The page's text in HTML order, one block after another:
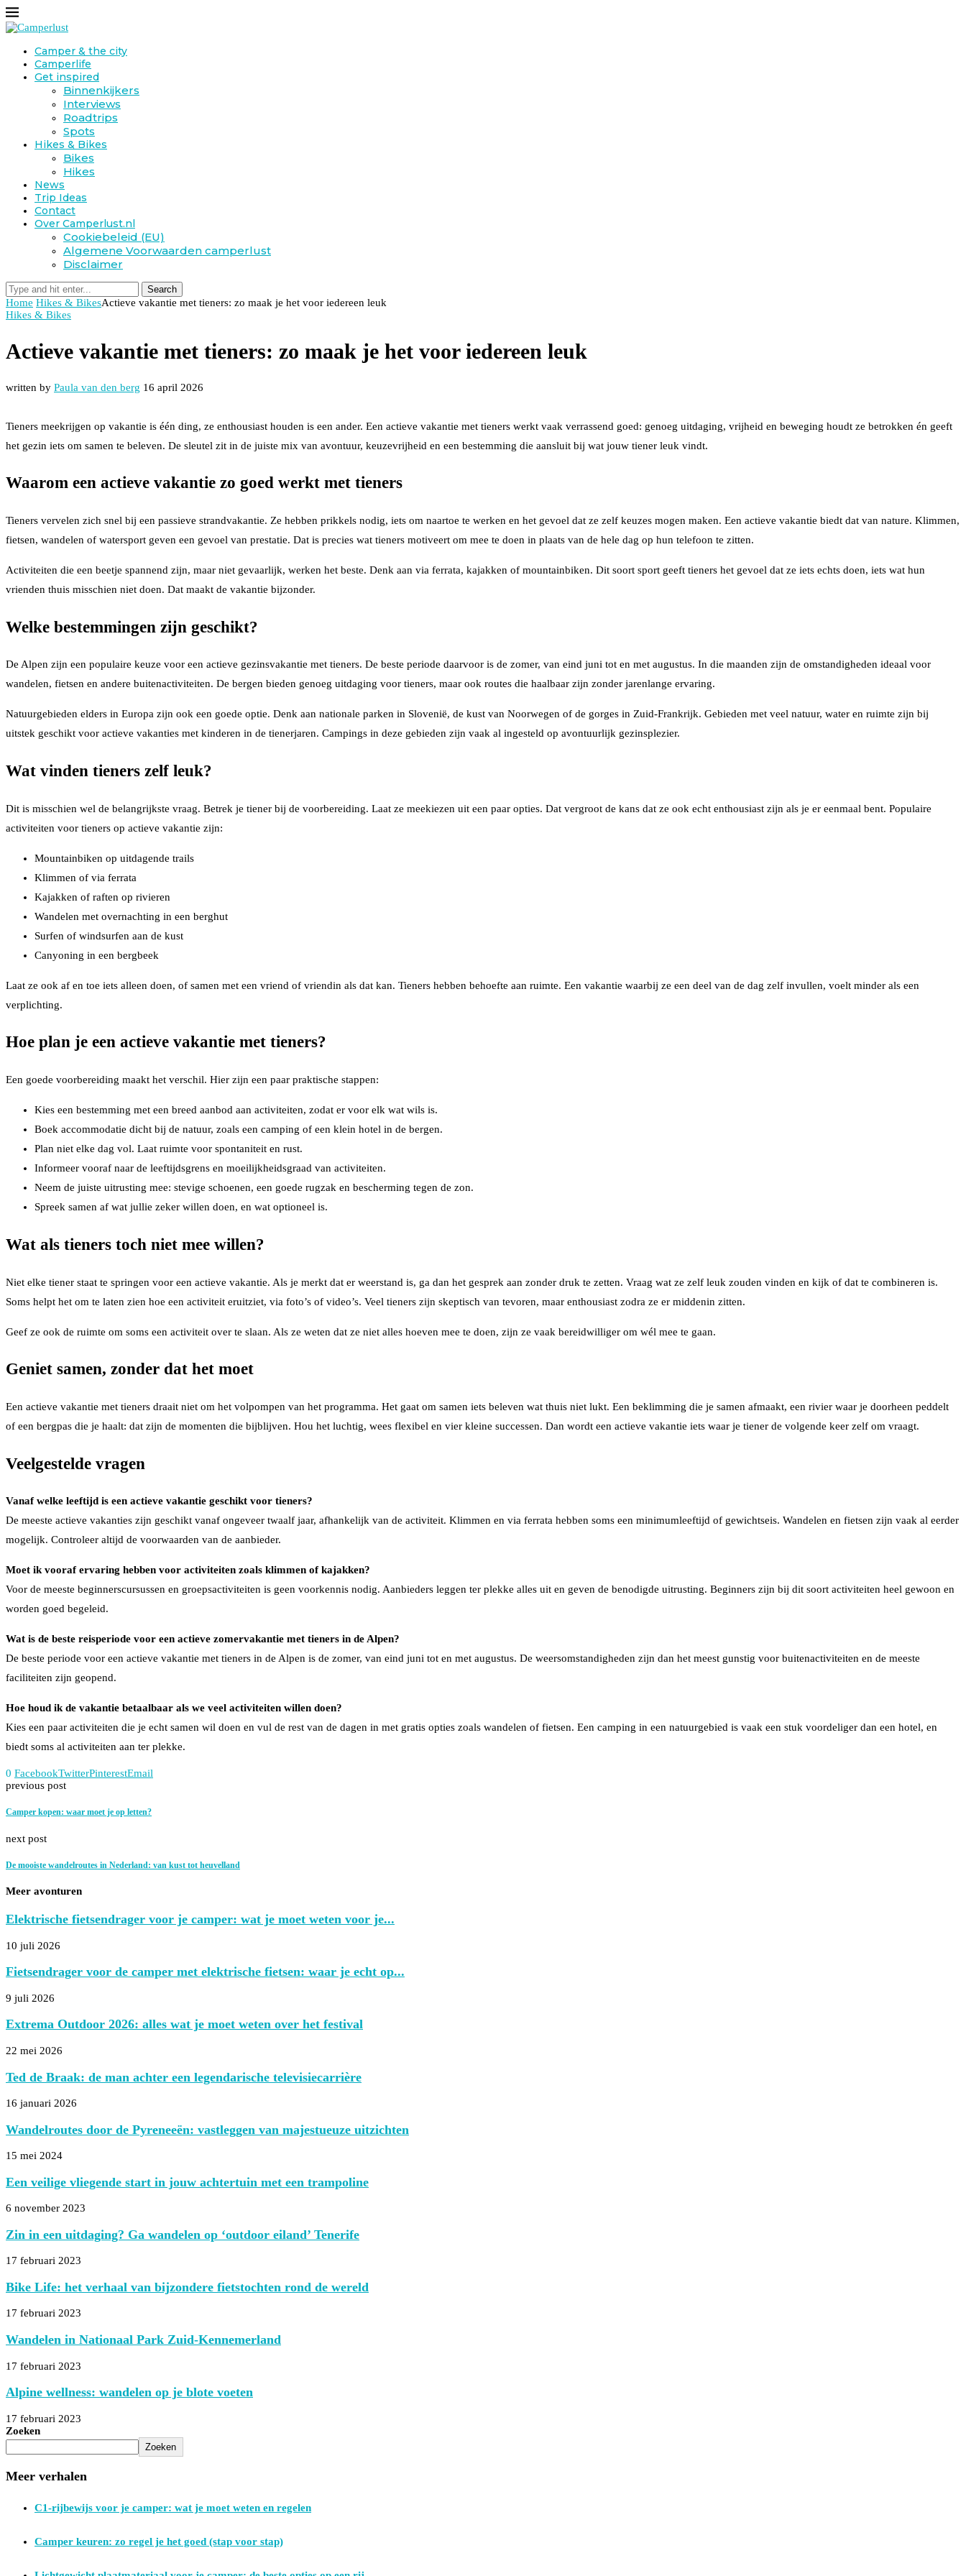
Camper & the city
Camperlife
Get inspired
Binnenkijkers
Interviews
Roadtrips
Spots
Hikes & Bikes
Bikes
Hikes
News
Trip Ideas
Contact
Over Camperlust.nl
Cookiebeleid (EU)
Algemene Voorwaarden camperlust
Disclaimer
Search
Home Hikes & BikesActieve vakantie met tieners: zo maak je het voor iedereen leuk
Hikes & Bikes
Actieve vakantie met tieners: zo maak je het voor iedereen leuk
written by Paula van den berg 16 april 2026
Tieners meekrijgen op vakantie is één ding, ze enthousiast houden is een ander. Een actieve vakantie met tieners werkt vaak verrassend goed: genoeg uitdaging, vrijheid en beweging houdt ze betrokken én geeft
het gezin iets om samen te beleven. De sleutel zit in de juiste mix van avontuur, keuzevrijheid en een bestemming die aansluit bij wat jouw tiener leuk vindt.
Waarom een actieve vakantie zo goed werkt met tieners
Tieners vervelen zich snel bij een passieve strandvakantie. Ze hebben prikkels nodig, iets om naartoe te werken en het gevoel dat ze zelf keuzes mogen maken. Een actieve vakantie biedt dat van nature. Klimmen,
fietsen, wandelen of watersport geven een gevoel van prestatie. Dat is precies wat tieners motiveert om mee te doen in plaats van de hele dag op hun telefoon te zitten.
Activiteiten die een beetje spannend zijn, maar niet gevaarlijk, werken het beste. Denk aan via ferrata, kajakken of mountainbiken. Dit soort sport geeft tieners het gevoel dat ze iets echts doen, iets wat hun
vrienden thuis misschien niet doen. Dat maakt de vakantie bijzonder.
Welke bestemmingen zijn geschikt?
De Alpen zijn een populaire keuze voor een actieve gezinsvakantie met tieners. De beste periode daarvoor is de zomer, van eind juni tot en met augustus. In die maanden zijn de omstandigheden ideaal voor
wandelen, fietsen en andere buitenactiviteiten. De bergen bieden genoeg uitdaging voor tieners, maar ook routes die haalbaar zijn zonder jarenlange ervaring.
Natuurgebieden elders in Europa zijn ook een goede optie. Denk aan nationale parken in Slovenië, de kust van Noorwegen of de gorges in Zuid-Frankrijk. Gebieden met veel natuur, water en ruimte zijn bij
uitstek geschikt voor actieve vakanties met kinderen in de tienerjaren. Campings in deze gebieden zijn vaak al ingesteld op avontuurlijk gezinsplezier.
Wat vinden tieners zelf leuk?
Dit is misschien wel de belangrijkste vraag. Betrek je tiener bij de voorbereiding. Laat ze meekiezen uit een paar opties. Dat vergroot de kans dat ze ook echt enthousiast zijn als je er eenmaal bent. Populaire
activiteiten voor tieners op actieve vakantie zijn:
Mountainbiken op uitdagende trails
Klimmen of via ferrata
Kajakken of raften op rivieren
Wandelen met overnachting in een berghut
Surfen of windsurfen aan de kust
Canyoning in een bergbeek
Laat ze ook af en toe iets alleen doen, of samen met een vriend of vriendin als dat kan. Tieners hebben behoefte aan ruimte. Een vakantie waarbij ze een deel van de dag zelf invullen, voelt minder als een
verplichting.
Hoe plan je een actieve vakantie met tieners?
Een goede voorbereiding maakt het verschil. Hier zijn een paar praktische stappen:
Kies een bestemming met een breed aanbod aan activiteiten, zodat er voor elk wat wils is.
Boek accommodatie dicht bij de natuur, zoals een camping of een klein hotel in de bergen.
Plan niet elke dag vol. Laat ruimte voor spontaniteit en rust.
Informeer vooraf naar de leeftijdsgrens en moeilijkheidsgraad van activiteiten.
Neem de juiste uitrusting mee: stevige schoenen, een goede rugzak en bescherming tegen de zon.
Spreek samen af wat jullie zeker willen doen, en wat optioneel is.
Wat als tieners toch niet mee willen?
Niet elke tiener staat te springen voor een actieve vakantie. Als je merkt dat er weerstand is, ga dan het gesprek aan zonder druk te zetten. Vraag wat ze zelf leuk zouden vinden en kijk of dat te combineren is.
Soms helpt het om te laten zien hoe een activiteit eruitziet, via foto’s of video’s. Veel tieners zijn skeptisch van tevoren, maar enthousiast zodra ze er middenin zitten.
Geef ze ook de ruimte om soms een activiteit over te slaan. Als ze weten dat ze niet alles hoeven mee te doen, zijn ze vaak bereidwilliger om wél mee te gaan.
Geniet samen, zonder dat het moet
Een actieve vakantie met tieners draait niet om het volpompen van het programma. Het gaat om samen iets beleven wat thuis niet lukt. Een beklimming die je samen afmaakt, een rivier waar je doorheen peddelt
of een bergpas die je haalt: dat zijn de momenten die bijblijven. Hou het luchtig, wees flexibel en vier kleine successen. Dan wordt een actieve vakantie iets waar je tiener de volgende keer zelf om vraagt.
Veelgestelde vragen
Vanaf welke leeftijd is een actieve vakantie geschikt voor tieners?
De meeste actieve vakanties zijn geschikt vanaf ongeveer twaalf jaar, afhankelijk van de activiteit. Klimmen en via ferrata hebben soms een minimumleeftijd of gewichtseis. Wandelen en fietsen zijn vaak al eerder
mogelijk. Controleer altijd de voorwaarden van de aanbieder.
Moet ik vooraf ervaring hebben voor activiteiten zoals klimmen of kajakken?
Voor de meeste beginnerscursussen en groepsactiviteiten is geen voorkennis nodig. Aanbieders leggen ter plekke alles uit en geven de benodigde uitrusting. Beginners zijn bij dit soort activiteiten heel gewoon en
worden goed begeleid.
Wat is de beste reisperiode voor een actieve zomervakantie met tieners in de Alpen?
De beste periode voor een actieve vakantie met tieners in de Alpen is de zomer, van eind juni tot en met augustus. De weersomstandigheden zijn dan het meest gunstig voor buitenactiviteiten en de meeste
faciliteiten zijn geopend.
Hoe houd ik de vakantie betaalbaar als we veel activiteiten willen doen?
Kies een paar activiteiten die je echt samen wil doen en vul de rest van de dagen in met gratis opties zoals wandelen of fietsen. Een camping in een natuurgebied is vaak een stuk voordeliger dan een hotel, en
biedt soms al activiteiten aan ter plekke.
0 FacebookTwitterPinterestEmail
previous post
Camper kopen: waar moet je op letten?
next post
De mooiste wandelroutes in Nederland: van kust tot heuvelland
Meer avonturen
Elektrische fietsendrager voor je camper: wat je moet weten voor je...
10 juli 2026
Fietsendrager voor de camper met elektrische fietsen: waar je echt op...
9 juli 2026
Extrema Outdoor 2026: alles wat je moet weten over het festival
22 mei 2026
Ted de Braak: de man achter een legendarische televisiecarrière
16 januari 2026
Wandelroutes door de Pyreneeën: vastleggen van majestueuze uitzichten
15 mei 2024
Een veilige vliegende start in jouw achtertuin met een trampoline
6 november 2023
Zin in een uitdaging? Ga wandelen op ‘outdoor eiland’ Tenerife
17 februari 2023
Bike Life: het verhaal van bijzondere fietstochten rond de wereld
17 februari 2023
Wandelen in Nationaal Park Zuid-Kennemerland
17 februari 2023
Alpine wellness: wandelen op je blote voeten
17 februari 2023
Zoeken
Zoeken
Meer verhalen
C1-rijbewijs voor je camper: wat je moet weten en regelen
Camper keuren: zo regel je het goed (stap voor stap)